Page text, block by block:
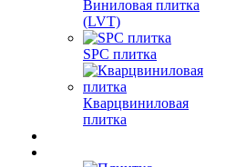
Виниловая плитка
(LVT)
SPC плитка
Кварцвиниловая
плитка